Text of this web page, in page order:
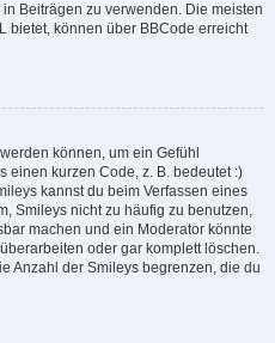
Beiträgen zu verwenden. Die meisten
bietet, können über BBCode erreicht
können, um ein Gefühl
einen kurzen Code, z. B. bedeutet :)
kannst du beim Verfassen eines
Smileys nicht zu häufig zu benutzen,
machen und ein Moderator könnte
oder gar komplett löschen.
Anzahl der Smileys begrenzen, die du